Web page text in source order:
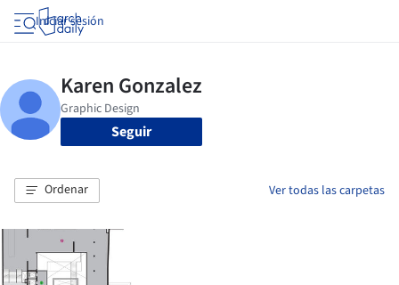
Iniciar sesión
Seguir
Ordenar Ver todas las carpetas